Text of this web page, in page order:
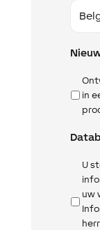
in
U
uw